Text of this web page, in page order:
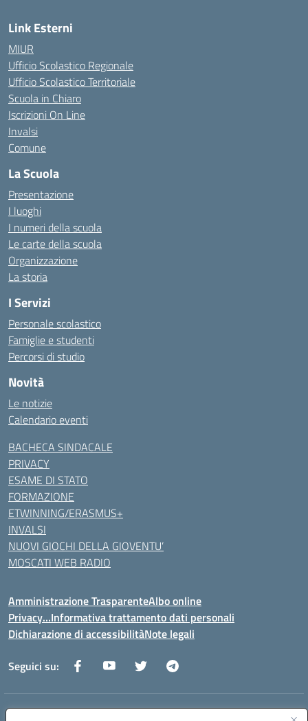
Link Esterni
MIUR
Ufficio Scolastico Regionale
Ufficio Scolastico Territoriale
Scuola in Chiaro
Iscrizioni On Line
Invalsi
Comune
La Scuola
Presentazione
I luoghi
I numeri della scuola
Le carte della scuola
Organizzazione
La storia
I Servizi
Personale scolastico
Famiglie e studenti
Percorsi di studio
Novità
Le notizie
Calendario eventi
BACHECA SINDACALE
PRIVACY
ESAME DI STATO
FORMAZIONE
ETWINNING/ERASMUS+
INVALSI
NUOVI GIOCHI DELLA GIOVENTU’
MOSCATI WEB RADIO
Amministrazione TrasparenteAlbo online
Privacy…Informativa trattamento dati personali
Dichiarazione di accessibilitàNote legali
Seguici su:
Indirizzo: